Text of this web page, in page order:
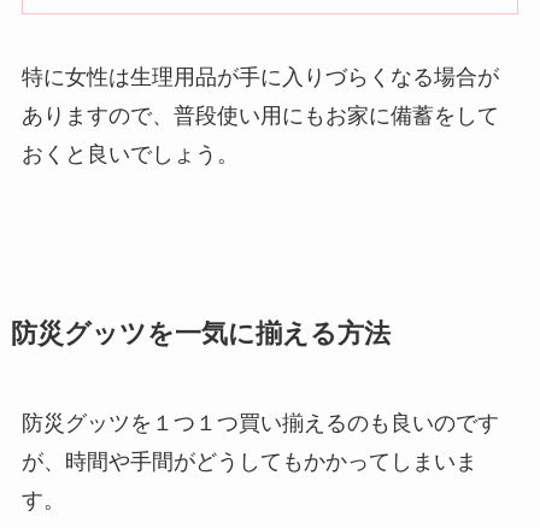
特に女性は生理用品が手に入りづらくなる場合が
ありますので、普段使い用にもお家に備蓄をして
おくと良いでしょう。
防災グッツを一気に揃える方法
防災グッツを１つ１つ買い揃えるのも良いのです
が、時間や手間がどうしてもかかってしまいま
す。